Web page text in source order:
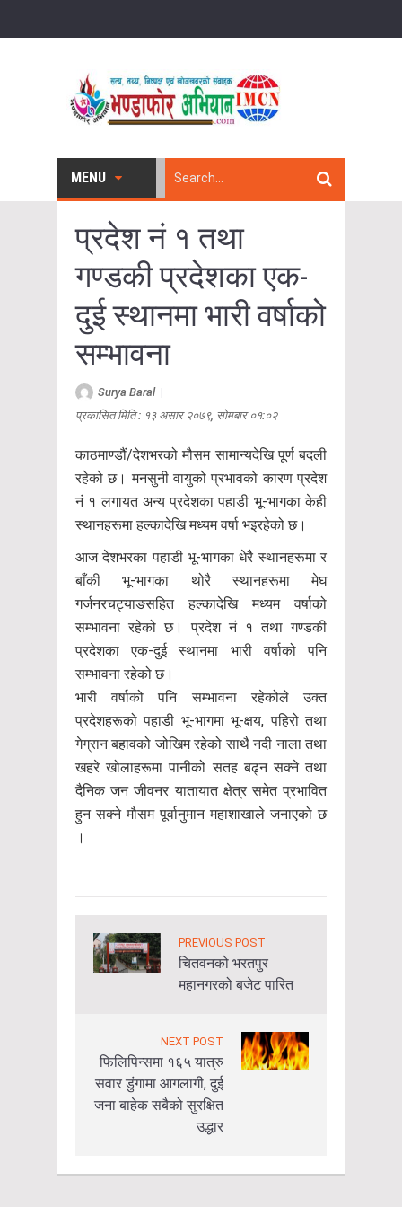
MENU
प्रदेश नं १ तथा
गण्डकी प्रदेशका एक-
दुई स्थानमा भारी वर्षाको
सम्भावना
Surya Baral|
प्रकासित मिति : १३ असार २०७९, सोमबार ०१:०२
काठमाण्डौं/देशभरको मौसम सामान्यदेखि पूर्ण बदली
रहेको छ। मनसुनी वायुको प्रभावको कारण प्रदेश
नं १ लगायत अन्य प्रदेशका पहाडी भू-भागका केही
स्थानहरूमा हल्कादेखि मध्यम वर्षा भइरहेको छ।
आज देशभरका पहाडी भू-भागका धेरै स्थानहरूमा र
बाँकी भू-भागका थोरै स्थानहरूमा मेघ
गर्जनरचट्याङसहित हल्कादेखि मध्यम वर्षाको
सम्भावना रहेको छ। प्रदेश नं १ तथा गण्डकी
प्रदेशका एक-दुई स्थानमा भारी वर्षाको पनि
सम्भावना रहेको छ।
भारी वर्षाको पनि सम्भावना रहेकोले उक्त
प्रदेशहरूको पहाडी भू-भागमा भू-क्षय, पहिरो तथा
गेग्रान बहावको जोखिम रहेको साथै नदी नाला तथा
खहरे खोलाहरूमा पानीको सतह बढ्न सक्ने तथा
दैनिक जन जीवनर यातायात क्षेत्र समेत प्रभावित
हुन सक्ने मौसम पूर्वानुमान महाशाखाले जनाएको छ
।
PREVIOUS POST
चितवनको भरतपुर
महानगरको बजेट पारित
NEXT POST
फिलिपिन्समा १६५ यात्रु
सवार डुंगामा आगलागी, दुई
जना बाहेक सबैको सुरक्षित
उद्धार